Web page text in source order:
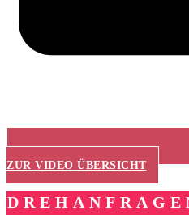
ZUR VIDEO ÜBERSICHT